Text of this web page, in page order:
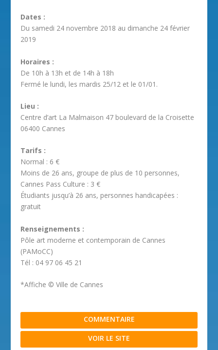
Dates :
Du samedi 24 novembre 2018 au dimanche 24 février
2019
Horaires :
De 10h à 13h et de 14h à 18h
Fermé le lundi, les mardis 25/12 et le 01/01.
Lieu :
Centre d’art La Malmaison 47 boulevard de la Croisette
06400 Cannes
Tarifs :
Normal : 6 €
Moins de 26 ans, groupe de plus de 10 personnes,
Cannes Pass Culture : 3 €
Étudiants jusqu’à 26 ans, personnes handicapées :
gratuit
Renseignements :
Pôle art moderne et contemporain de Cannes
(PAMoCC)
Tél : 04 97 06 45 21
*Affiche © Ville de Cannes
COMMENTAIRE
VOIR LE SITE